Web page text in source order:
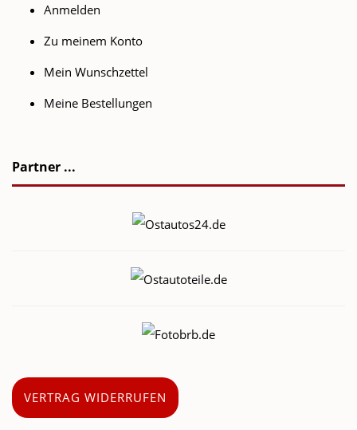
Anmelden
Zu meinem Konto
Mein Wunschzettel
Meine Bestellungen
Partner ...
VERTRAG WIDERRUFEN